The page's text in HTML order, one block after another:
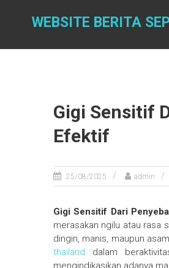
WEBSITE BERITA
Gigi Sensitif
Efektif
25/08/2025 admin
Gigi Sensitif Dari
merasakan ngilu atau rasa
dingin, manis, maupun
thailand dalam
mengindikasikan adanya